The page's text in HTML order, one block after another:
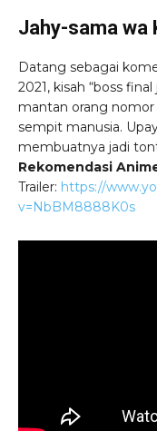
Jahy-sama wa
Datang sebagai
2021, kisah “boss
mantan orang
sempit manusia.
membuatnya jadi
Rekomendasi
Trailer: https://
v=NbBM8888K0s